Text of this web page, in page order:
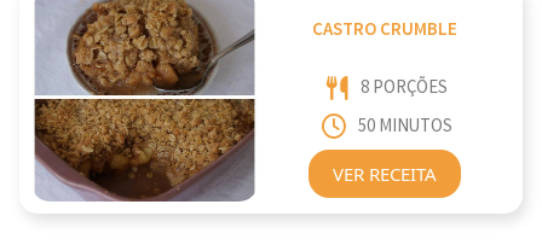
CASTRO CRUMBLE
8 PORÇÕES
50 MINUTOS
VER RECEITA